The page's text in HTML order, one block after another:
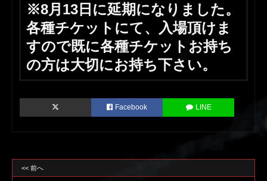
※8月13日に延期になりました。
各種チケットにて、入場頂けま
すので既に各種チケットお持ち
の方は大切にお持ち下さい。
Facebook LINE
<< 前へ